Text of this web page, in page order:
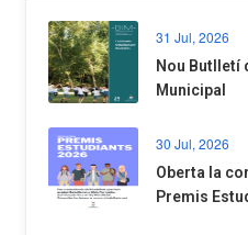
31 Jul, 2026
Nou Butlletí
Municipal
30 Jul, 2026
Oberta la
Premis